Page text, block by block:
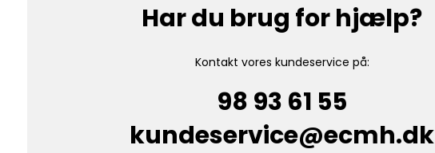
Har du brug for hjælp?
Kontakt vores kundeservice på:
98 93 61 55
kundeservice@ecmh.dk